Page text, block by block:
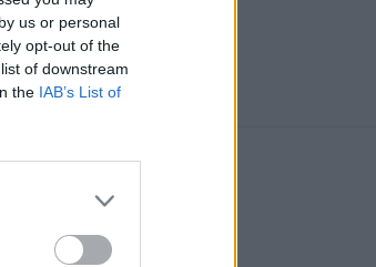
us or personal
opt-out of the
of downstream
the IAB’s List of
Εμφάνιση #